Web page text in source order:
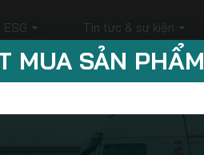
ESG Tin tức & sự kiện
MUA SẢN PHẨM